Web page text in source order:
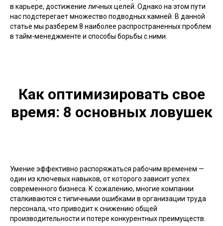
в карьере, достижение личных целей. Однако на этом пути
нас подстерегает множество подводных камней. В данной
статье мы разберем 8 наиболее распространенных проблем
в тайм-менеджменте и способы борьбы с ними.
Как оптимизировать свое
время: 8 основных ловушек
Умение эффективно распоряжаться рабочим временем —
один из ключевых навыков, от которого зависит успех
современного бизнеса. К сожалению, многие компании
сталкиваются с типичными ошибками в организации труда
персонала, что приводит к снижению общей
производительности и потере конкурентных преимуществ.